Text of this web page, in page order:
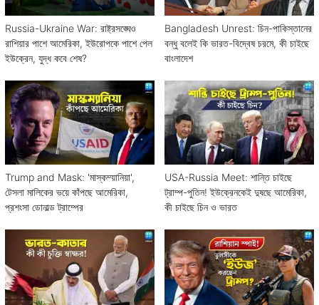
Russia-Ukraine War: রাষ্ট্রসঙ্ঘেও
রাশিয়ার পাশে আমেরিকা, ইউরোপকে পাশে পেল
ইউক্রেন, যুদ্ধ কবে শেষ?
Bangladesh Unrest: চিন-পাকিস্তানের
বন্ধু বলেই কি ভারত-বিদ্বেষ চরমে, কী চাইছে
বাংলাদেশ
Trump and Mask: 'মাস্কম্য়ানিয়া',
টেসলা মালিকের ভয়ে কাঁপছে আমেরিকা,
প্রশংসা ডোনাল্ড ট্রাম্পের
USA-Russia Meet: শান্তি চাইছে
ট্রাম্প-পুতিন! ইউক্রেনকেই দুষছে আমেরিকা,
কী চাইছে চিন ও ভারত